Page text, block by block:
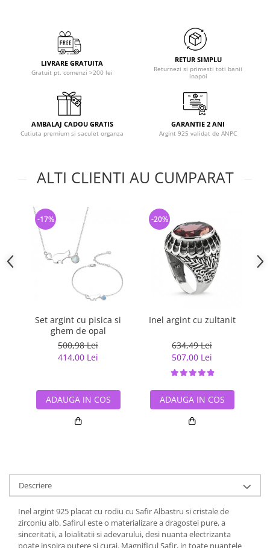
LIVRARE GRATUITA
Gratuit pt. comenzi >200 lei
RETUR SIMPLU
Returnezi si primesti toti banii
inapoi
AMBALAJ CADOU GRATIS
Cutiuta premium si saculet organza
GARANTIE 2 ANI
Argint 925 validat de ANPC
ALTI CLIENTI AU CUMPARAT
Set argint cu pisica si
ghem de opal
500,98 Lei
414,00 Lei
-17%
ADAUGA IN COS
Inel argint cu zultanit
634,49 Lei
507,00 Lei
-20%
ADAUGA IN COS
Descriere
Inel argint 925 placat cu rodiu cu Safir Albastru si cristale de
zirconiu alb. Safirul este o materializare a dragostei pure, a
sinceritatii, a loialitatii si adevarului, desi nuanta electrizanta
poate inspira putere si curaj. Magnificul Safir, in toate nuantele